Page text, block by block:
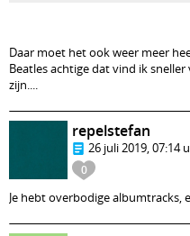
Daar moet het ook weer meer
Beatles achtige dat vind ik sneller
zijn....
0
repelstefan
26 juli 2019, 07:14
Je hebt overbodige albumtracks,